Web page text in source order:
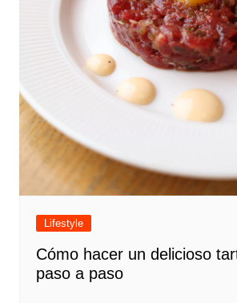
Lifestyle
Cómo hacer un delicioso
paso a paso